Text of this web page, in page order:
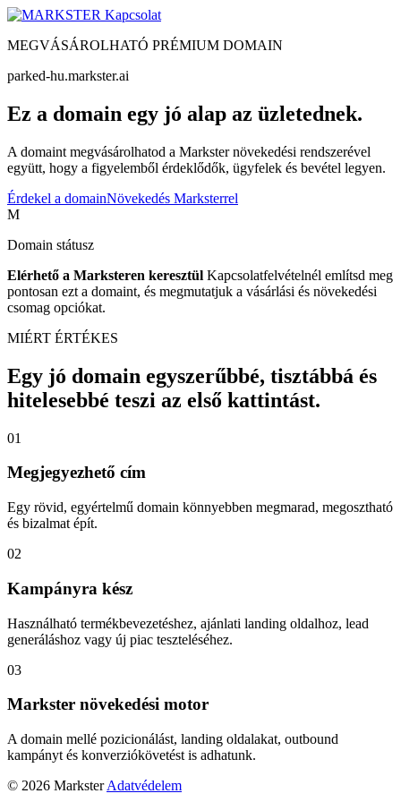
Kapcsolat
MEGVÁSÁROLHATÓ PRÉMIUM DOMAIN
parked-hu.markster.ai
Ez a domain egy jó alap az üzletednek.
A domaint megvásárolhatod a Markster növekedési rendszerével
együtt, hogy a figyelemből érdeklődők, ügyfelek és bevétel legyen.
Érdekel a domainNövekedés Marksterrel
M
Domain státusz
Elérhető a Marksteren keresztül Kapcsolatfelvételnél említsd meg
pontosan ezt a domaint, és megmutatjuk a vásárlási és növekedési
csomag opciókat.
MIÉRT ÉRTÉKES
Egy jó domain egyszerűbbé, tisztábbá és
hitelesebbé teszi az első kattintást.
01
Megjegyezhető cím
Egy rövid, egyértelmű domain könnyebben megmarad, megosztható
és bizalmat épít.
02
Kampányra kész
Használható termékbevezetéshez, ajánlati landing oldalhoz, lead
generáláshoz vagy új piac teszteléséhez.
03
Markster növekedési motor
A domain mellé pozicionálást, landing oldalakat, outbound
kampányt és konverziókövetést is adhatunk.
© 2026 Markster Adatvédelem